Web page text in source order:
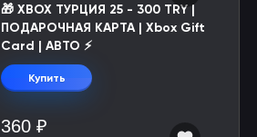
🎁 XBOX ТУРЦИЯ 25 - 300 TRY |
ПОДАРОЧНАЯ КАРТА | Xbox Gift
Card | АВТО ⚡
Купить
360 ₽